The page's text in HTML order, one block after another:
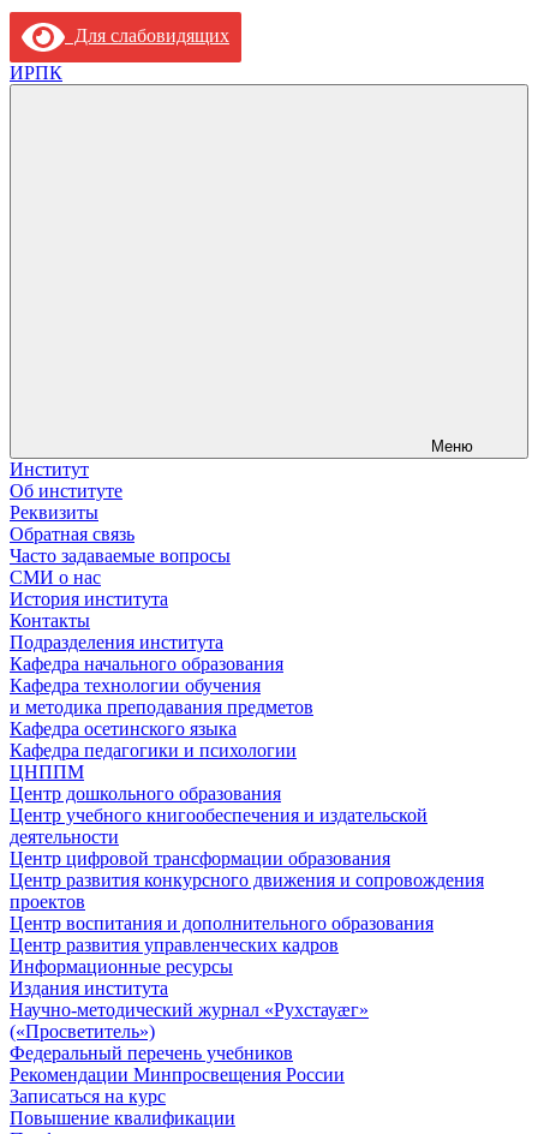
Для слабовидящих
ИРПК
Меню
Институт
Об институте
Реквизиты
Обратная связь
Часто задаваемые вопросы
СМИ о нас
История института
Контакты
Подразделения института
Кафедра начального образования
Кафедра технологии обучения
и методика преподавания предметов
Кафедра осетинского языка
Кафедра педагогики и психологии
ЦНППМ
Центр дошкольного образования
Центр учебного книгообеспечения и издательской
деятельности
Центр цифровой трансформации образования
Центр развития конкурсного движения и сопровождения
проектов
Центр воспитания и дополнительного образования
Центр развития управленческих кадров
Информационные ресурсы
Издания института
Научно-методический журнал «Рухстауæг»
(«Просветитель»)
Федеральный перечень учебников
Рекомендации Минпросвещения России
Записаться на курс
Повышение квалификации